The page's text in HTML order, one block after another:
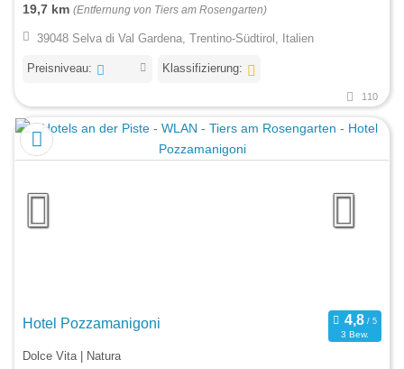
19,7 km (Entfernung von Tiers am Rosengarten)
39048 Selva di Val Gardena, Trentino-Südtirol, Italien
Preisniveau: Klassifizierung:
110
Hotel Pozzamanigoni
3 Bew.
Dolce Vita | Natura